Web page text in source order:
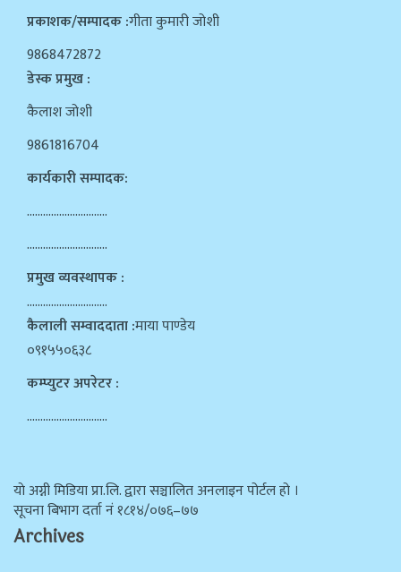
प्रकाशक/सम्पादक :गीता कुमारी जोशी
9868472872
डेस्क प्रमुख :
कैलाश जोशी
9861816704
कार्यकारी सम्पादक:
…………………………
…………………………
प्रमुख व्यवस्थापक :
…………………………
कैलाली सम्वाददाता :माया पाण्डेय
०९१५५०६३८
कम्प्युटर अपरेटर :
…………………………
याे अग्नी मिडिया प्रा.लि. द्वारा सञ्चालित अनलाइन पोर्टल हो ।
सूचना बिभाग दर्ता न‌ं १८१४/०७६–७७
Archives